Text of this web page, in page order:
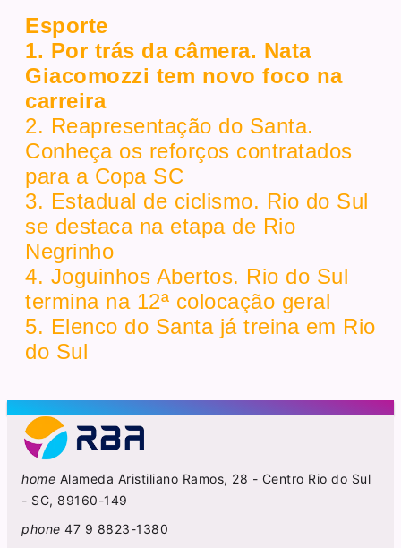
Esporte
1. Por trás da câmera. Nata
Giacomozzi tem novo foco na
carreira
2. Reapresentação do Santa.
Conheça os reforços contratados
para a Copa SC
3. Estadual de ciclismo. Rio do Sul
se destaca na etapa de Rio
Negrinho
4. Joguinhos Abertos. Rio do Sul
termina na 12ª colocação geral
5. Elenco do Santa já treina em Rio
do Sul
home Alameda Aristiliano Ramos, 28 - Centro Rio do Sul
- SC, 89160-149
phone 47 9 8823-1380